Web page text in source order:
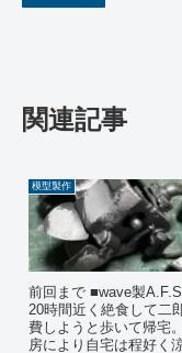
関連記事
模型製作
前回まで ■wave製
20時間近く絶食して二
費しようと歩いて帰宅
房により自宅は程好く